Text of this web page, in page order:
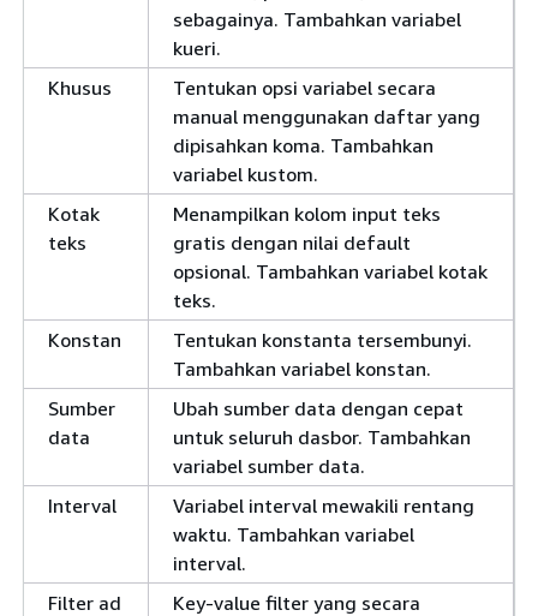
sebagainya. Tambahkan variabel
kueri.
Khusus
Tentukan opsi variabel secara
manual menggunakan daftar yang
dipisahkan koma. Tambahkan
variabel kustom.
Kotak
teks
Menampilkan kolom input teks
gratis dengan nilai default
opsional. Tambahkan variabel kotak
teks.
Konstan
Tentukan konstanta tersembunyi.
Tambahkan variabel konstan.
Sumber
data
Ubah sumber data dengan cepat
untuk seluruh dasbor. Tambahkan
variabel sumber data.
Interval
Variabel interval mewakili rentang
waktu. Tambahkan variabel
interval.
Filter ad
Key-value filter yang secara